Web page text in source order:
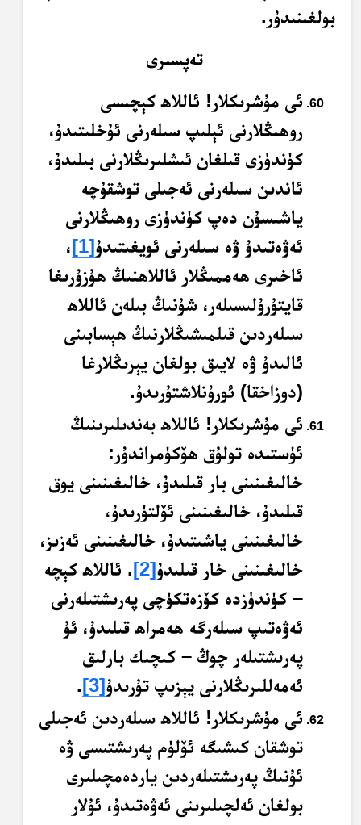
بولغىنىدۇر.
تەپسىرى
ئى مۇشرىكلار! ئاللاھ كېچىسى
روھىڭلارنى ئېلىپ سىلەرنى ئۇخلىتىدۇ،
كۈندۈزى قىلغان ئىشلىرىڭلارنى بىلىدۇ،
ئاندىن سىلەرنى ئەجىلى توشقۇچە
ياشىسۇن دەپ كۈندۈزى روھىڭلارنى
ئەۋەتىدۇ ۋە سىلەرنى ئويغىتىدۇ[1]
،
ئاخىرى ھەممىڭلار ئاللاھنىڭ ھۇزۇرىغا
قايتۇرۇلىسىلەر، شۇنىڭ بىلەن ئاللاھ
سىلەردىن قىلمىشىڭلارنىڭ ھېسابىنى
ئالىدۇ ۋە لايىق بولغان يېرىڭلارغا
(دوزاخقا) ئورۇنلاشتۇرىدۇ.
ئى مۇشرىكلار! ئاللاھ بەندىلىرىنىڭ
ئۈستىدە تولۇق ھۆكۈمراندۇر:
خالىغىنىنى بار قىلىدۇ، خالىغىنىنى يوق
قىلىدۇ، خالىغىنىنى ئۆلتۈرىدۇ،
خالىغىنىنى ياشىتىدۇ، خالىغىنىنى ئەزىز،
خالىغىنىنى خار قىلىدۇ[2]
. ئاللاھ كېچە
– كۈندۈزدە كۆزەتكۈچى پەرىشتىلەرنى
ئەۋەتىپ سىلەرگە ھەمراھ قىلىدۇ، ئۇ
پەرىشتىلەر چوڭ – كىچىك بارلىق
ئەمەللىرىڭلارنى يېزىپ تۇرىدۇ[3]
.
ئى مۇشرىكلار! ئاللاھ سىلەردىن ئەجىلى
توشقان كىشىگە ئۆلۈم پەرىشتىسى ۋە
ئۇنىڭ پەرىشتىلەردىن ياردەمچىلىرى
بولغان ئەلچىلىرىنى ئەۋەتىدۇ، ئۇلار